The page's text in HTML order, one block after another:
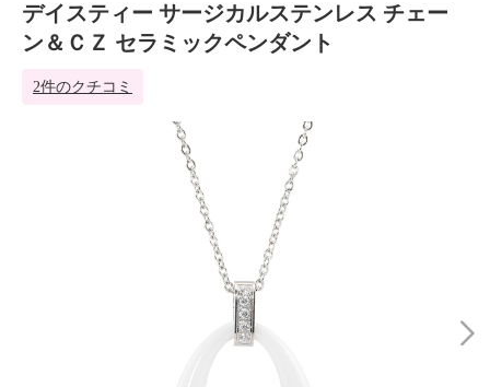
デイスティー サージカルステンレス チェー
ン＆ＣＺ セラミックペンダント
2件のクチコミ